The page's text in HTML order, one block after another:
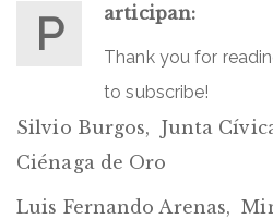
P articipan:
Thank you for
to subscribe!
Silvio Burgos, Junta
Ciénaga de Oro
Luis Fernando Arenas,